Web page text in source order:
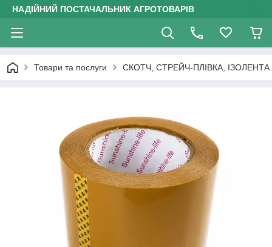
НАДІЙНИЙ ПОСТАЧАЛЬНИК АГРОТОВАРІВ
Товари та послуги СКОТЧ, СТРЕЙЧ-ПЛІВКА, ІЗОЛЕНТА